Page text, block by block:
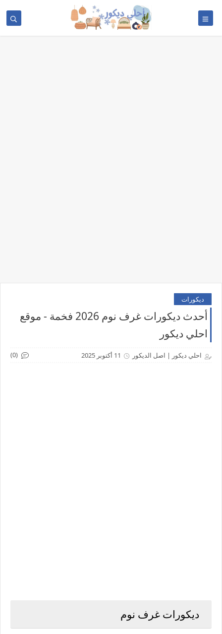
ديكورات
أحدث ديكورات غرف نوم 2026 فخمة - موقع
احلي ديكور
احلي ديكور | اصل الديكور 11 أكتوبر 2025 (0)
ديكورات غرف نوم